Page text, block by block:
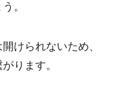
。
けられないため、
ります。